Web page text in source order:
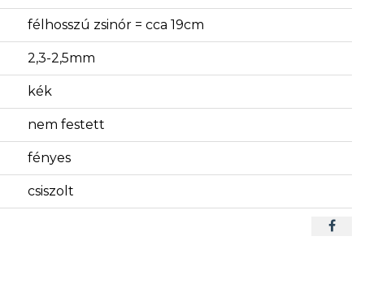
félhosszú zsinór = cca 19cm
2,3-2,5mm
kék
nem festett
fényes
csiszolt